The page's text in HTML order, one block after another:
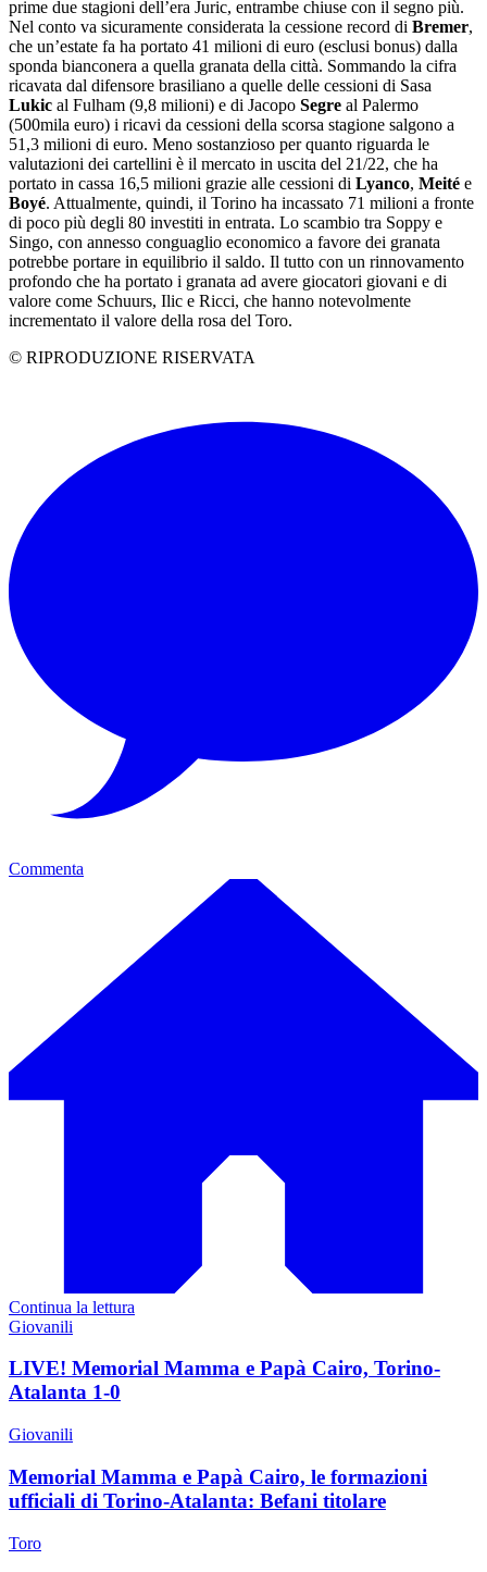
prime due stagioni dell’era Juric, entrambe chiuse con il segno più.
Nel conto va sicuramente considerata la cessione record di Bremer,
che un’estate fa ha portato 41 milioni di euro (esclusi bonus) dalla
sponda bianconera a quella granata della città. Sommando la cifra
ricavata dal difensore brasiliano a quelle delle cessioni di Sasa
Lukic al Fulham (9,8 milioni) e di Jacopo Segre al Palermo
(500mila euro) i ricavi da cessioni della scorsa stagione salgono a
51,3 milioni di euro. Meno sostanzioso per quanto riguarda le
valutazioni dei cartellini è il mercato in uscita del 21/22, che ha
portato in cassa 16,5 milioni grazie alle cessioni di Lyanco, Meité e
Boyé. Attualmente, quindi, il Torino ha incassato 71 milioni a fronte
di poco più degli 80 investiti in entrata. Lo scambio tra Soppy e
Singo, con annesso conguaglio economico a favore dei granata
potrebbe portare in equilibrio il saldo. Il tutto con un rinnovamento
profondo che ha portato i granata ad avere giocatori giovani e di
valore come Schuurs, Ilic e Ricci, che hanno notevolmente
incrementato il valore della rosa del Toro.
© RIPRODUZIONE RISERVATA
Commenta
Continua la lettura
Giovanili
LIVE! Memorial Mamma e Papà Cairo, Torino-
Atalanta 1-0
Giovanili
Memorial Mamma e Papà Cairo, le formazioni
ufficiali di Torino-Atalanta: Befani titolare
Toro